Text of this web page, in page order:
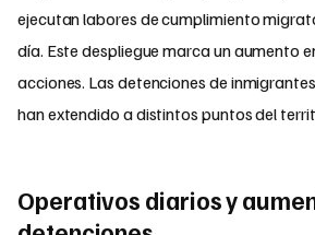
ejecutan labores de cumplimiento
día. Este despliegue marca un aumento
acciones. Las detenciones de
han extendido a distintos puntos del
Operativos diarios y